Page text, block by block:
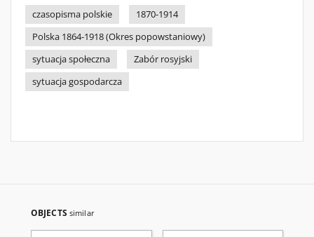
czasopisma polskie
1870-1914
Polska 1864-1918 (Okres popowstaniowy)
sytuacja społeczna
Zabór rosyjski
sytuacja gospodarcza
OBJECTS similar